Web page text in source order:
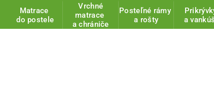
Matrace
do postele
Vrchné
matrace
a chrániče
Posteľné rámy
a rošty
a